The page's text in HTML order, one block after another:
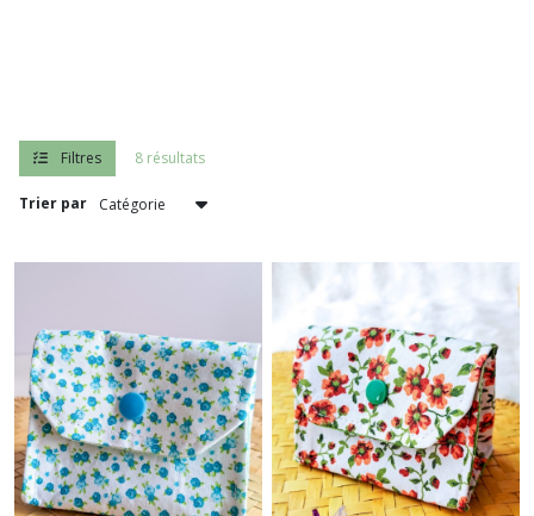
Filtres 8 résultats
Trier par
Afficher